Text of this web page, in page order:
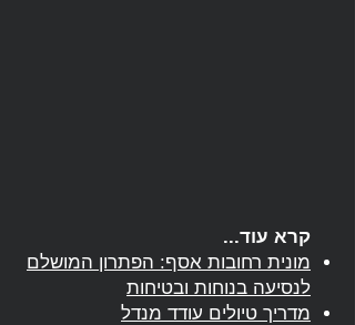
קרא עוד...
מונית רחובות אסף: הפתרון המושלם
לנסיעה בנוחות ובטיחות
מדריך טיולים עודד מנדל